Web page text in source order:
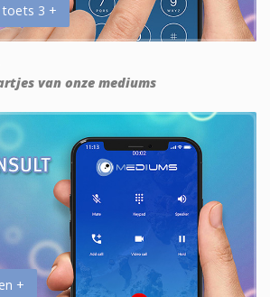
toets 3 +
van onze mediums
+